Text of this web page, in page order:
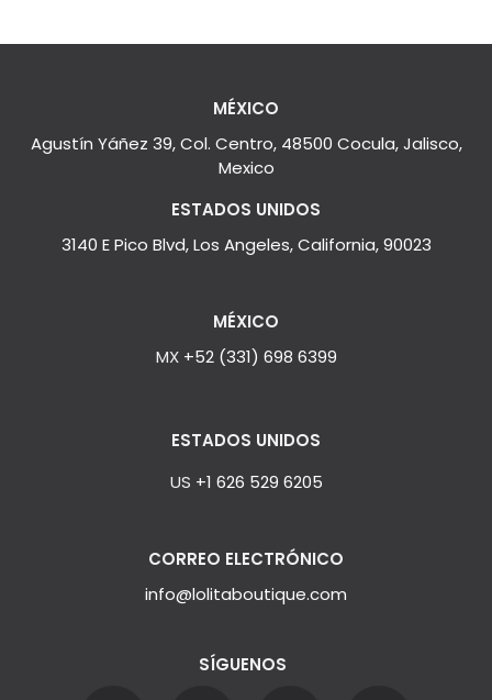
MÉXICO
Agustín Yáñez 39, Col. Centro, 48500 Cocula, Jalisco,
Mexico
ESTADOS UNIDOS
3140 E Pico Blvd, Los Angeles, California, 90023
MÉXICO
MX +52 (331) 698 6399
ESTADOS UNIDOS
US +1 626 529 6205
CORREO ELECTRÓNICO
info@lolitaboutique.com
SÍGUENOS